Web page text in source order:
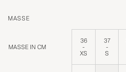
MASSE
MASSE IN CM
36
-
XS
37
-
S